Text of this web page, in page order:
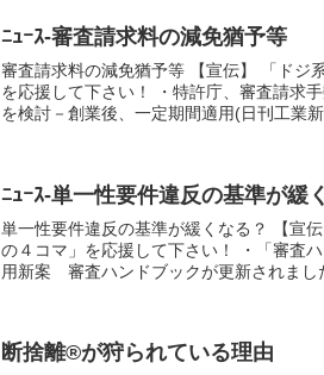
ﾆｭｰｽ-審査請求料の減免猶予等
審査請求料の減免猶予等 【宣伝】 「ドジ
を応援して下さい！ ・特許庁、審査請求
を検討－創業後、一定期間適用(日刊工業
ﾆｭｰｽ-単一性要件違反の基準が緩
単一性要件違反の基準が緩くなる？ 【宣
の４コマ」を応援して下さい！ ・「審査
用新案 審査ハンドブックが更新されまし
断捨離®が狩られている理由